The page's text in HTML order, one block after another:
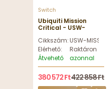
Switch
Ubiquiti Mission
Critical - USW-
Cikkszám:USW-
Elérhető:
Raktáron
Átvehető
azonnal
380 572 Ft422 858 Ft